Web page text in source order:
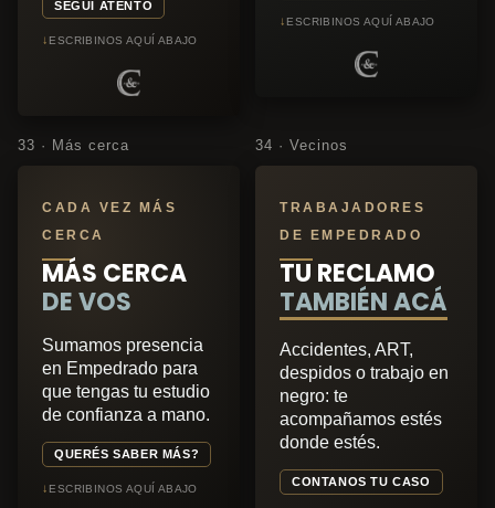
SEGUÍ ATENTO
↓ ESCRIBINOS AQUÍ ABAJO
↓ ESCRIBINOS AQUÍ ABAJO
33 · Más cerca
CADA VEZ MÁS
CERCA
MÁS CERCA
DE VOS
Sumamos presencia
en Empedrado para
que tengas tu estudio
de confianza a mano.
QUERÉS SABER MÁS?
↓ ESCRIBINOS AQUÍ ABAJO
34 · Vecinos
TRABAJADORES
DE EMPEDRADO
TU RECLAMO
TAMBIÉN ACÁ
Accidentes, ART,
despidos o trabajo en
negro: te
acompañamos estés
donde estés.
CONTANOS TU CASO